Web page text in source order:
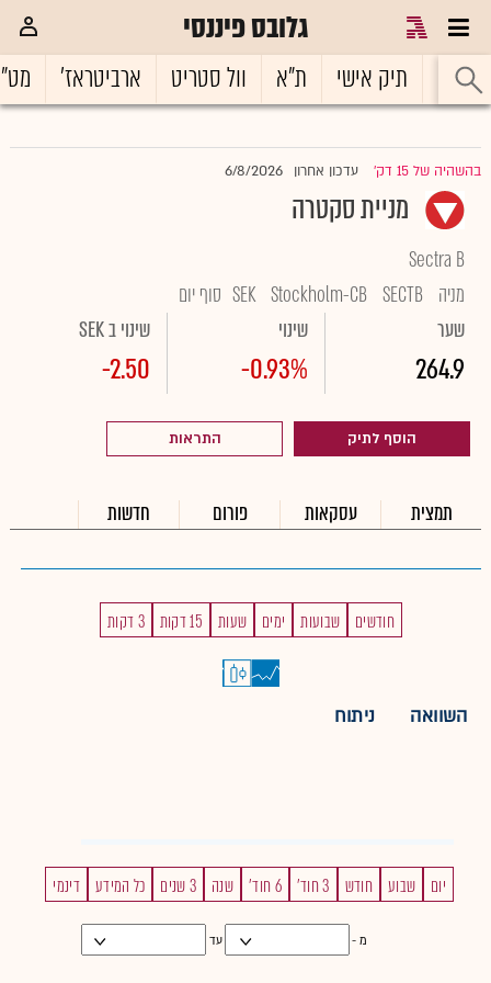
גלובס פיננסי
ראשי תיק אישי ת"א וול סטריט ארביטראז'
בהשהיה של 15 דק' עדכון אחרון 6/8/2026
מניית סקטרה
Sectra B
מניה SECTB
Stockholm-CB
SEK סוף יום
שער
264.9
שינוי
-0.93%
שינוי ב SEK
-2.50
הוסף לתיק התראות
תמצית עסקאות פורום חדשות
חודשים שבועות ימים שעות 15 דקות 3 דקות
השוואה ניתוח
יום שבוע חודש 3 חוד' 6 חוד' שנה 3 שנים כל המידע דינמי
מ - עד